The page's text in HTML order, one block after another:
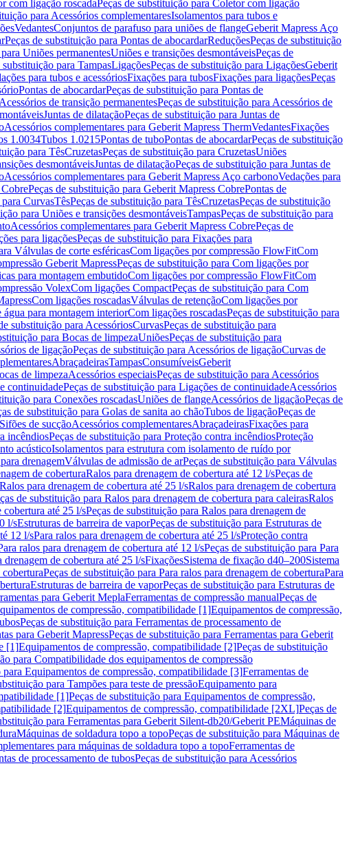
com ligação roscadaPeças de substituição para Coletor com ligação
para Acessórios complementaresIsolamentos para tubos e
VedantesConjuntos de parafuso para uniões de flangeGeberit Mapress Aço
Peças de substituição para Pontas de abocardarReduçõesPeças de substituição
Uniões permanentesUniões e transições desmontáveisPeças de
substituição para TampasLigaçõesPeças de substituição para LigaçõesGeberit
para tubos e acessóriosFixações para tubosFixações para ligaçõesPeças
Pontas de abocardarPeças de substituição para Pontas de
Acessórios de transição permanentesPeças de substituição para Acessórios de
Juntas de dilataçãoPeças de substituição para Juntas de
Acessórios complementares para Geberit Mapress ThermVedantesFixações
1.0034Tubos 1.0215Pontas de tuboPontas de abocardarPeças de substituição
para TêsCruzetasPeças de substituição para CruzetasUniões
desmontáveisJuntas de dilataçãoPeças de substituição para Juntas de
Acessórios complementares para Geberit Mapress Aço carbonoVedações para
Peças de substituição para Geberit Mapress CobrePontas de
CurvasTêsPeças de substituição para TêsCruzetasPeças de substituição
para Uniões e transições desmontáveisTampasPeças de substituição para
Acessórios complementares para Geberit Mapress CobrePeças de
para ligaçõesPeças de substituição para Fixações para
Válvulas de corte esféricasCom ligações por compressão FlowFitCom
Geberit MapressPeças de substituição para Com ligações por
para montagem embutidoCom ligações por compressão FlowFitCom
VolexCom ligações CompactPeças de substituição para Com
Com ligações roscadasVálvulas de retençãoCom ligações por
água para montagem interiorCom ligações roscadasPeças de substituição para
substituição para AcessóriosCurvasPeças de substituição para
para Bocas de limpezaUniõesPeças de substituição para
de ligaçãoPeças de substituição para Acessórios de ligaçãoCurvas de
AbraçadeirasTampasConsumíveisGeberit
de limpezaAcessórios especiaisPeças de substituição para Acessórios
continuidadePeças de substituição para Ligações de continuidadeAcessórios
para Conexões roscadasUniões de flangeAcessórios de ligaçãoPeças de
de substituição para Golas de sanita ao chãoTubos de ligaçãoPeças de
de sucçãoAcessórios complementaresAbraçadeirasFixações para
incêndiosPeças de substituição para Proteção contra incêndiosProteção
acústicoIsolamentos para estrutura com isolamento de ruído por
drenagemVálvulas de admissão de arPeças de substituição para Válvulas
de coberturaRalos para drenagem de cobertura até 12 l/sPeças de
para drenagem de cobertura até 25 l/sRalos para drenagem de cobertura
de substituição para Ralos para drenagem de cobertura para caleirasRalos
cobertura até 25 l/sPeças de substituição para Ralos para drenagem de
l/sEstruturas de barreira de vaporPeças de substituição para Estruturas de
12 l/sPara ralos para drenagem de cobertura até 25 l/sProteção contra
ralos para drenagem de cobertura até 12 l/sPeças de substituição para Para
drenagem de cobertura até 25 l/sFixaçõesSistema de fixação d40–200Sistema
coberturaPeças de substituição para Para ralos para drenagem de coberturaPara
Estruturas de barreira de vaporPeças de substituição para Estruturas de
para Geberit MeplaFerramentas de compressão manualPeças de
de compressão, compatibilidade [1]Equipamentos de compressão,
Peças de substituição para Ferramentas de processamento de
para Geberit MapressPeças de substituição para Ferramentas para Geberit
[1]Equipamentos de compressão, compatibilidade [2]Peças de substituição
para Compatibilidade dos equipamentos de compressão
para Equipamentos de compressão, compatibilidade [3]Ferramentas de
para Tampões para teste de pressãoEquipamento para
[1]Peças de substituição para Equipamentos de compressão,
[2]Equipamentos de compressão, compatibilidade [2XL]Peças de
para Ferramentas para Geberit Silent-db20/Geberit PEMáquinas de
Máquinas de soldadura topo a topoPeças de substituição para Máquinas de
para máquinas de soldadura topo a topoFerramentas de
de processamento de tubosPeças de substituição para Acessórios